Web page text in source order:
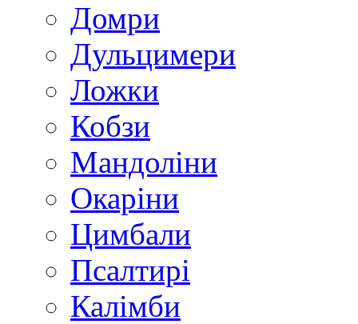
Домри
Дульцимери
Ложки
Кобзи
Мандоліни
Окаріни
Цимбали
Псалтирі
Калімби